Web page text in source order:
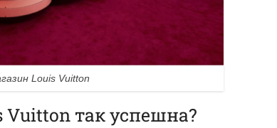
Louis Vuitton
Vuitton так успешна?